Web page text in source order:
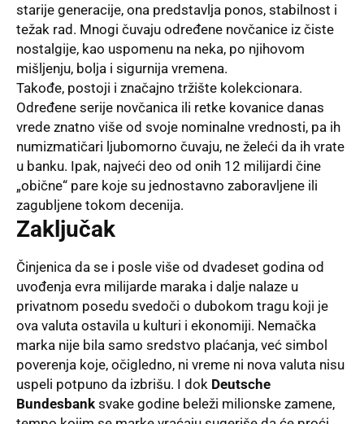
starije generacije, ona predstavlja ponos, stabilnost i
težak rad. Mnogi čuvaju određene novčanice iz čiste
nostalgije, kao uspomenu na neka, po njihovom
mišljenju, bolja i sigurnija vremena.
Takođe, postoji i značajno tržište kolekcionara.
Određene serije novčanica ili retke kovanice danas
vrede znatno više od svoje nominalne vrednosti, pa ih
numizmatičari ljubomorno čuvaju, ne želeći da ih vrate
u banku. Ipak, najveći deo od onih 12 milijardi čine
„obične“ pare koje su jednostavno zaboravljene ili
zagubljene tokom decenija.
Zaključak
Činjenica da se i posle više od dvadeset godina od
uvođenja evra milijarde maraka i dalje nalaze u
privatnom posedu svedoči o dubokom tragu koji je
ova valuta ostavila u kulturi i ekonomiji. Nemačka
marka nije bila samo sredstvo plaćanja, već simbol
poverenja koje, očigledno, ni vreme ni nova valuta nisu
uspeli potpuno da izbrišu. I dok Deutsche
Bundesbank svake godine beleži milionske zamene,